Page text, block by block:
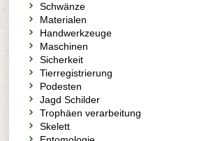
Schwänze
Materialen
Handwerkzeuge
Maschinen
Sicherkeit
Tierregistrierung
Podesten
Jagd Schilder
Trophäen verarbeitung
Skelett